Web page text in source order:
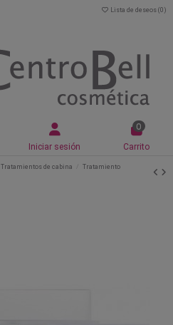
Lista de deseos (0 )
Iniciar sesión
0
Carrito
Tratamientos de cabina
Tratamiento